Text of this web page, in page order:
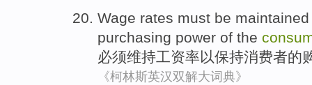
Wage rates must be maintained
purchasing power of the
必须维持工资率以保持消费者的
《柯林斯英汉双解大词典》